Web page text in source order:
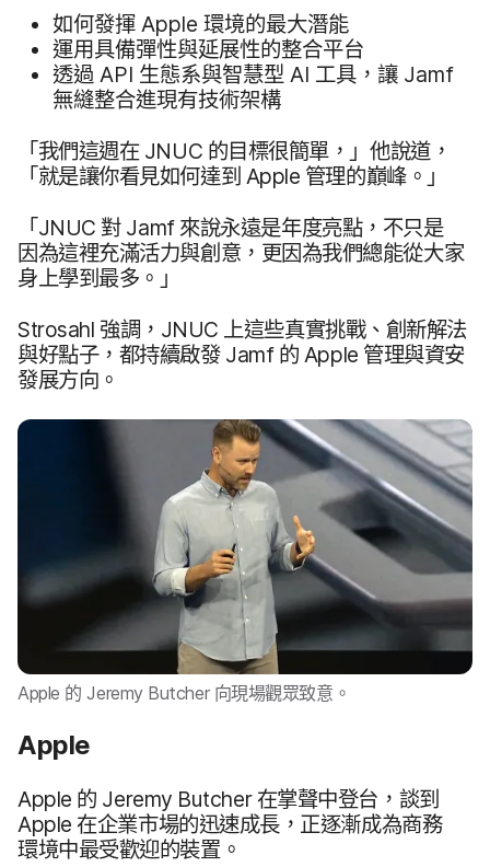
如何​發揮 Apple 環境​的​最​大​潛能
運用​具備彈性​與​延展性​的​整合​平​台
透過 API 生態系​與​智慧型 AI 工具，​讓 Jamf
無縫​整合​進現​有​技術​架構
「我們​這​週​在JNUC 的​目標​很​簡單，​」​他​說道，​
「就是​讓​你​看見​如何​達到 Apple 管理​的​巔峰。​」
「JNUC對Jamf 來​說​永遠​是​年度​亮點，​不​只是​
因為​這​裡​充滿​活力​與​創意，​更​因為​我們​總能​從​大家​
身​上​學到​最多。​」
Strosahl 強調， JNUC 上​這些​真實​挑戰、​創新​解法​
與​好點子，​都​持續啟​發Jamf 的 Apple 管理​與​資安​
發展​方向。
Apple 的 Jeremy Butcher 向​現場​觀眾​致意。
Apple
Apple 的 Jeremy Butcher 在​掌聲​中登台，​談到
Apple 在​企業​市場​的​迅速​成長，​正逐漸​成為​商務​
環境​中​最​受​歡迎​的​裝置。